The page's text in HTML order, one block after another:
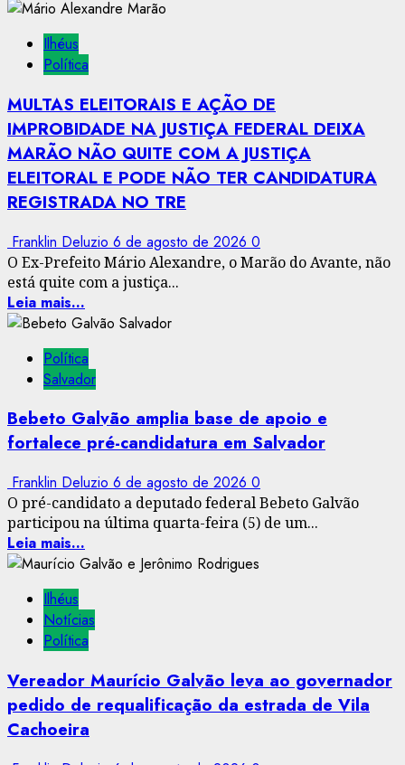
Ilhéus
Política
MULTAS ELEITORAIS E AÇÃO DE
IMPROBIDADE NA JUSTIÇA FEDERAL DEIXA
MARÃO NÃO QUITE COM A JUSTIÇA
ELEITORAL E PODE NÃO TER CANDIDATURA
REGISTRADA NO TRE
Franklin Deluzio 6 de agosto de 2026 0
O Ex-Prefeito Mário Alexandre, o Marão do Avante, não
está quite com a justiça...
Leia mais...
Política
Salvador
Bebeto Galvão amplia base de apoio e
fortalece pré-candidatura em Salvador
Franklin Deluzio 6 de agosto de 2026 0
O pré-candidato a deputado federal Bebeto Galvão
participou na última quarta-feira (5) de um...
Leia mais...
Ilhéus
Notícias
Política
Vereador Maurício Galvão leva ao governador
pedido de requalificação da estrada de Vila
Cachoeira